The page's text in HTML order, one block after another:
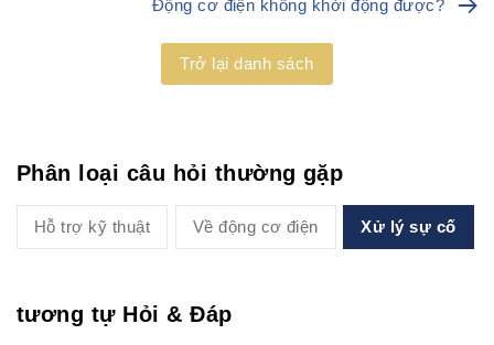
Động cơ điện không khởi động được?
Trở lại danh sách
Phân loại câu hỏi thường gặp
Hỗ trợ kỹ thuật Về động cơ điện Xử lý sự cố
tương tự Hỏi & Đáp